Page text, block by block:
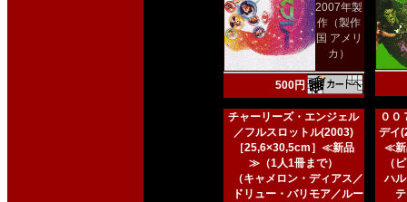
2007年製
作（製作
国 アメリ
カ）
500円
チャーリーズ・エンジェル
／フルスロットル(2003)
［25,6×30,5cm］≪新品
≫（1人1冊まで）
（キャメロン・ディアス／
ドリュー・バリモア／ルー
００
デイ
≪新
（
ハ